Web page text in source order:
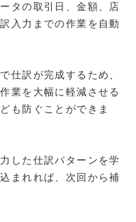
タの取引日、金額、店
入力までの作業を自動
仕訳が完成するため、
業を大幅に軽減させる
も防ぐことができま
した仕訳パターンを学
まれれば、次回から補